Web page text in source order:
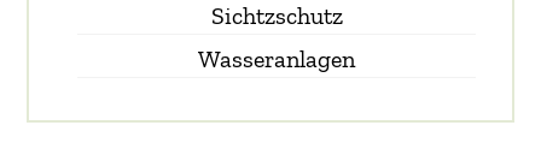
Sichtzschutz
Wasseranlagen